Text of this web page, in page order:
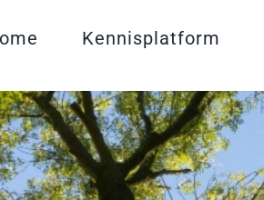
Kennisplatform